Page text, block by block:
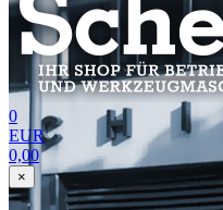
0
EUR
0,00
×